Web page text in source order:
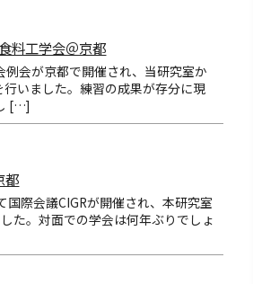
料工学会＠京都
例会が京都で開催され、当研究室か
いました。練習の成果が存分に現
[…]
都
国際会議CIGRが開催され、本研究室
た。対面での学会は何年ぶりでしょ